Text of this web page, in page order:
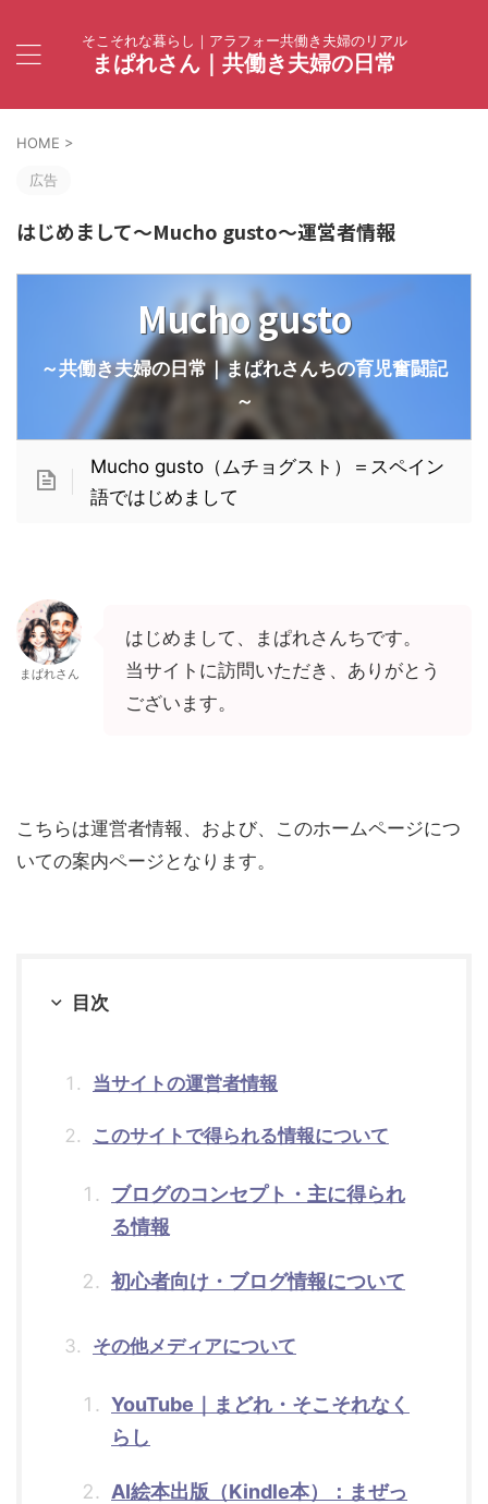
そこそれな暮らし｜アラフォー共働き夫婦のリアル
まぱれさん｜共働き夫婦の日常
HOME >
広告
はじめまして～Mucho gusto～運営者情報
Mucho gusto
～共働き夫婦の日常｜まぱれさんちの育児奮闘記
～
Mucho gusto（ムチョグスト）＝スペイン
語ではじめまして
まぱれさん
はじめまして、まぱれさんちです。
当サイトに訪問いただき、ありがとう
ございます。
こちらは運営者情報、および、このホームページにつ
いての案内ページとなります。
目次
当サイトの運営者情報
このサイトで得られる情報について
ブログのコンセプト・主に得られ
る情報
初心者向け・ブログ情報について
その他メディアについて
YouTube｜まどれ・そこそれなく
らし
AI絵本出版（Kindle本）：まぜっ